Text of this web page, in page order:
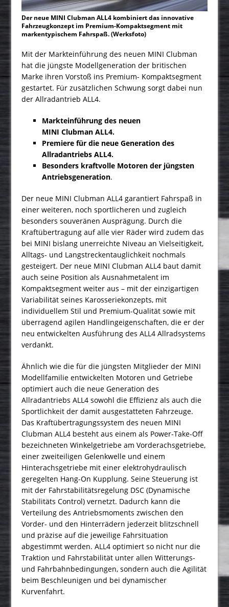
Der neue MINI Clubman ALL4 kombiniert das innovative
Fahrzeugkonzept im Premium-Kompaktsegment mit
markentypischem Fahrspaß. (Werksfoto)
Mit der Markteinführung des neuen MINI Clubman
hat die jüngste Modellgeneration der britischen
Marke ihren Vorstoß ins Premium- Kompaktsegment
gestartet. Für zusätzlichen Schwung sorgt dabei nun
der Allradantrieb ALL4.
Markteinführung des neuen
MINI Clubman ALL4.
Premiere für die neue Generation des
Allradantriebs ALL4.
Besonders kraftvolle Motoren der jüngsten
Antriebsgeneration.
Der neue MINI Clubman ALL4 garantiert Fahrspaß in
einer weiteren, noch sportlicheren und zugleich
besonders souveränen Ausprägung. Durch die
Kraftübertragung auf alle vier Räder wird zudem das
bei MINI bislang unerreichte Niveau an Vielseitigkeit,
Alltags- und Langstreckentauglichkeit nochmals
gesteigert. Der neue MINI Clubman ALL4 baut damit
auch seine Position als Ausnahmetalent im
Kompaktsegment weiter aus – mit der einzigartigen
Variabilität seines Karosseriekonzepts, mit
individuellem Stil und Premium-Qualität sowie mit
überragend agilen Handlingeigenschaften, die er der
neu entwickelten Ausführung des ALL4 Allradsystems
verdankt.
Ähnlich wie die für die jüngsten Mitglieder der MINI
Modellfamilie entwickelten Motoren und Getriebe
optimiert auch die neue Generation des
Allradantriebs ALL4 sowohl die Effizienz als auch die
Sportlichkeit der damit ausgestatteten Fahrzeuge.
Das Kraftübertragungssystem des neuen MINI
Clubman ALL4 besteht aus einem als Power-Take-Off
bezeichneten Winkelgetriebe am Vorderachsgetriebe,
einer zweiteiligen Gelenkwelle und einem
Hinterachsgetriebe mit einer elektrohydraulisch
geregelten Hang-On Kupplung. Seine Steuerung ist
mit der Fahrstabilitätsregelung DSC (Dynamische
Stabilitäts Control) vernetzt. Dadurch kann die
Verteilung des Antriebsmoments zwischen den
Vorder- und den Hinterrädern jederzeit blitzschnell
und präzise auf die jeweilige Fahrsituation
abgestimmt werden. ALL4 optimiert so nicht nur die
Traktion und Fahrstabilität unter allen Witterungs-
und Fahrbahnbedingungen, sondern auch die Agilität
beim Beschleunigen und bei dynamischer
Kurvenfahrt.